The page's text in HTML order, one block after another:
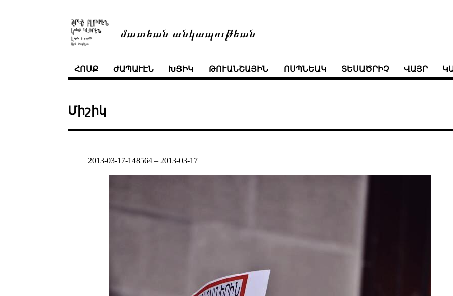
մատեան անկապութեան
ՀՈՍՔ ԺԱՊԱՒԷՆ ԽՑԻԿ ԹՈՒԱՆՇԱՅԻՆ ՈՍՊՆԵԱԿ ՏԵՍԱԾՐԻՉ ՎԱՅՐ
Միշիկ
2013-03-17-148564 – 2013-03-17